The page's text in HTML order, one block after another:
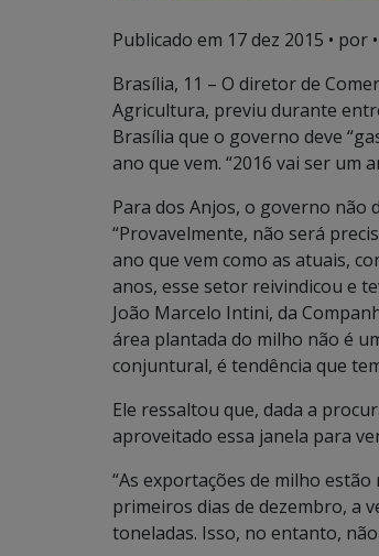
Publicado em 17 dez 2015 • por •
Brasília, 11 – O diretor de
Agricultura, previu durante
Brasília que o governo deve
ano que vem. “2016 vai ser um
Para dos Anjos, o governo não
“Provavelmente, não será
ano que vem como as atuais,
anos, esse setor reivindicou e
João Marcelo Intini, da
área plantada do milho não é
conjuntural, é tendência que
Ele ressaltou que, dada a
aproveitado essa janela para
“As exportações de milho
primeiros dias de dezembro, a
toneladas. Isso, no entanto,